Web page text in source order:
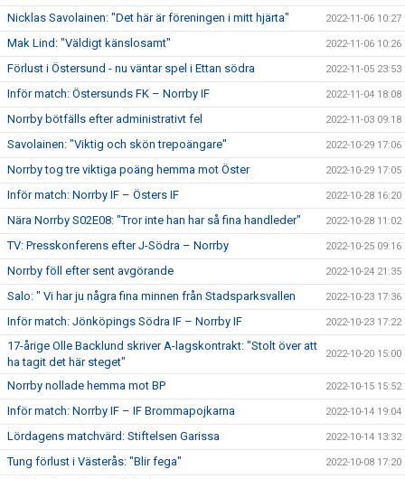
Nicklas Savolainen: "Det här är föreningen i mitt hjärta" 2022-11-06 10:27
Mak Lind: "Väldigt känslosamt" 2022-11-06 10:26
Förlust i Östersund - nu väntar spel i Ettan södra 2022-11-05 23:53
Inför match: Östersunds FK – Norrby IF 2022-11-04 18:08
Norrby bötfälls efter administrativt fel 2022-11-03 09:18
Savolainen: "Viktig och skön trepoängare" 2022-10-29 17:06
Norrby tog tre viktiga poäng hemma mot Öster 2022-10-29 17:05
Inför match: Norrby IF – Östers IF 2022-10-28 16:20
Nära Norrby S02E08: "Tror inte han har så fina handleder" 2022-10-28 11:02
TV: Presskonferens efter J-Södra – Norrby 2022-10-25 09:16
Norrby föll efter sent avgörande 2022-10-24 21:35
Salo: " Vi har ju några fina minnen från Stadsparksvallen 2022-10-23 17:36
Inför match: Jönköpings Södra IF – Norrby IF 2022-10-23 17:22
17-årige Olle Backlund skriver A-lagskontrakt: "Stolt över att
ha tagit det här steget"
2022-10-20 15:00
Norrby nollade hemma mot BP 2022-10-15 15:52
Inför match: Norrby IF – IF Brommapojkarna 2022-10-14 19:04
Lördagens matchvärd: Stiftelsen Garissa 2022-10-14 13:32
Tung förlust i Västerås: "Blir fega" 2022-10-08 17:20